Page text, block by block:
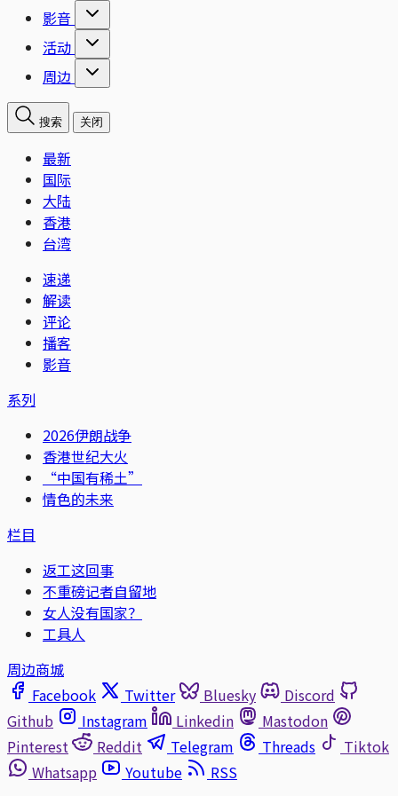
影音
活动
周边
搜索 关闭
最新
国际
大陆
香港
台湾
速递
解读
评论
播客
影音
系列
2026伊朗战争
香港世纪大火
“中国有稀土”
情色的未来
栏目
返工这回事
不重磅记者自留地
女人没有国家？
工具人
周边商城
Facebook
Twitter Bluesky
Discord
Github
Instagram Linkedin
Mastodon
Pinterest
Reddit Telegram Threads
Tiktok
Whatsapp
Youtube
RSS